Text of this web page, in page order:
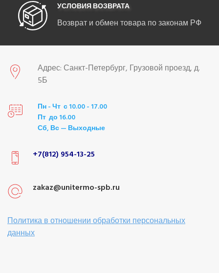
УСЛОВИЯ ВОЗВРАТА
Возврат и обмен товара по законам РФ
Адрес: Санкт-Петербург, Грузовой проезд, д.
5Б
Пн - Чт с 10.00 - 17.00
Пт до 16.00
Сб, Вс — Выходные
+7(812) 954-13-25
zakaz@unitermo-spb.ru
Политика в отношении обработки персональных
данных